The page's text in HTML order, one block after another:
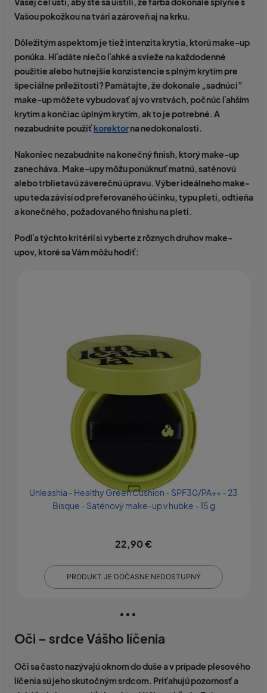
Vašou pokožkou na tvári a zároveň aj na krku.
Dôležitým aspektom je tiežintenzita krytia, ktorú make-up
ponúka. Hľadáte niečo ľahké a svieže na každodenné
použitie alebo hutnejšie konzistencie s plným krytím pre
špeciálne príležitosti? Pamätajte, že dokonale „sadnúci”
make-up môžete vybudovať aj vo vrstvách, počnúc ľahším
krytím a končiac úplným krytím, ak to je potrebné. A
nezabudnite použiťkorektorna nedokonalosti.
Nakoniec nezabudnite na konečný finish, ktorý make-up
zanecháva. Make-upy môžu ponúknuť matnú, saténovú
alebo trblietavú záverečnú úpravu. Výber ideálneho make-
upu teda závisí od preferovaného účinku, typu pleti, odtieňa
a konečného, požadovaného finishu na pleti.
Podľa týchto kritérií si vyberte z rôznych druhov make-
upov, ktoré sa Vám môžu hodiť:
Unleashia - Healthy Green Cushion - SPF30/PA++ - 23
Bisque - Saténový make-up v hubke - 15 g
22,90 €
PRODUKT JE DOČASNE NEDOSTUPNÝ
Oči – srdce Vášho líčenia
Oči sa často nazývajú oknom do duše a v prípade plesového
líčenia sú jeho skutočným srdcom. Priťahujú pozornosť a